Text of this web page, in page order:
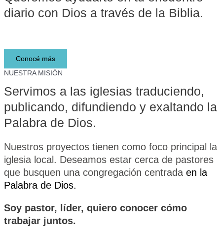
diario con Dios a través de la Biblia.​
Conocé más
NUESTRA MISIÓN
Servimos a las iglesias traduciendo,
publicando, difundiendo y exaltando la
Palabra de Dios.
Nuestros proyectos tienen como foco principal la
iglesia local. Deseamos estar cerca de pastores
que busquen una congregación centrada en la
Palabra de Dios.
Soy pastor, líder, quiero conocer cómo
trabajar juntos.